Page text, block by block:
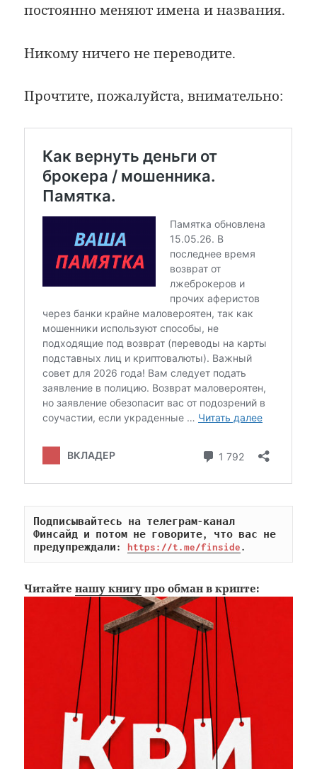
постоянно меняют имена и названия.
Никому ничего не переводите.
Прочтите, пожалуйста, внимательно:
Подписывайтесь на телеграм-канал
Финсайд и потом не говорите, что вас не
предупреждали: https://t.me/finside.
Читайтенашу книгу про обман в крипте: